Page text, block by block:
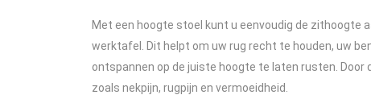
Met een hoogte stoel kunt u eenvoudig de zithoogte
werktafel. Dit helpt om uw rug recht te houden, uw
ontspannen op de juiste hoogte te laten rusten.
zoals nekpijn, rugpijn en vermoeidheid.